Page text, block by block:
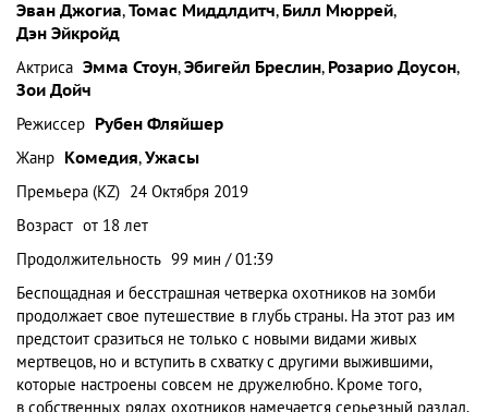
Эван Джогиа,Томас Миддлдитч, Билл Мюррей,
Дэн Эйкройд
Актриса Эмма Стоун,Эбигейл Бреслин, Розарио Доусон,
Зои Дойч
Режиссер Рубен Фляйшер
Жанр Комедия,Ужасы
Премьера (KZ) 24 Октября 2019
Возраст от 18 лет
Продолжительность 99 мин / 01:39
Беспощадная и бесстрашная четверка охотников на зомби
продолжает свое путешествие в глубь страны. На этот раз им
предстоит сразиться не только с новыми видами живых
мертвецов, но и вступить в схватку с другими выжившими,
которые настроены совсем не дружелюбно. Кроме того,
в собственных рядах охотников намечается серьезный разлад.